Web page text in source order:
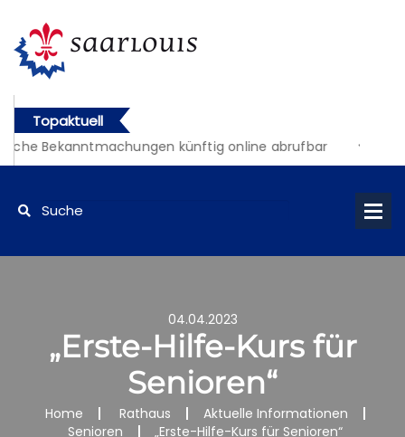
Topaktuell
Bekanntmachungen künftig online abrufbar
04.04.2023
„Erste-Hilfe-Kurs für
Senioren“
Home Rathaus
Aktuelle Informationen
Senioren
„Erste-Hilfe-Kurs für Senioren“